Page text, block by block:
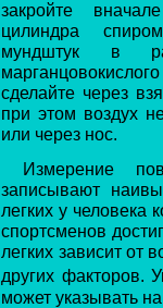
закройте
цилиндра
мундштук в
сделайте через
при этом воздух
или через нос.
Измерение
записывают
легких у человека
спортсменов
легких зависит от
других факторов.
может указывать